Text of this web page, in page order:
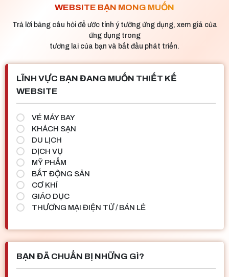
WEBSITE BẠN MONG MUỐN
Trả lời bảng câu hỏi để ước tính ý tưởng ứng dụng, xem giá của
ứng dụng trong
tương lai của bạn và bắt đầu phát triển.
LĨNH VỰC BẠN ĐANG MUỐN THIẾT KẾ
WEBSITE
VÉ MÁY BAY
KHÁCH SẠN
DU LỊCH
DỊCH VỤ
MỸ PHẨM
BẤT ĐỘNG SẢN
CƠ KHÍ
GIÁO DỤC
THƯƠNG MẠI ĐIỆN TỬ / BÁN LẺ
BẠN ĐÃ CHUẨN BỊ NHỮNG GÌ?